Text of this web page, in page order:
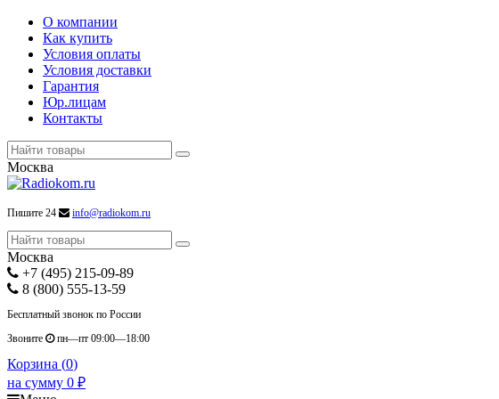
О компании
Как купить
Условия оплаты
Условия доставки
Гарантия
Юр.лицам
Контакты
Москва
Пишите 24 info@radiokom.ru
Москва
+7 (495) 215-09-89
8 (800) 555-13-59
Бесплатный звонок по России
Звоните
пн—пт 09:00—18:00
Корзина (0)
на сумму 0 ₽